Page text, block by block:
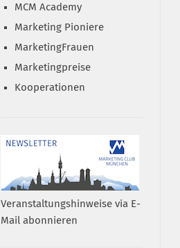
MCM Academy
Marketing Pioniere
MarketingFrauen
Marketingpreise
Kooperationen
Veranstaltungshinweise via E-
Mail abonnieren